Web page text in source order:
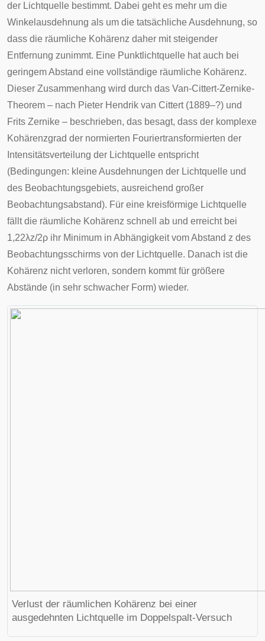
der Lichtquelle bestimmt. Dabei geht es mehr um die
Winkelausdehnung als um die tatsächliche Ausdehnung, so
dass die räumliche Kohärenz daher mit steigender
Entfernung zunimmt. Eine Punktlichtquelle hat auch bei
geringem Abstand eine vollständige räumliche Kohärenz.
Dieser Zusammenhang wird durch das Van-Cittert-Zernike-
Theorem – nach Pieter Hendrik van Cittert(1889–?) und
Frits Zernike – beschrieben, das besagt, dass der komplexe
Kohärenzgrad der normierten Fouriertransformierten der
Intensitätsverteilung der Lichtquelle entspricht
(Bedingungen: kleine Ausdehnungen der Lichtquelle und
des Beobachtungsgebiets, ausreichend großer
Beobachtungsabstand). Für eine kreisförmige Lichtquelle
fällt die räumliche Kohärenz schnell ab und erreicht bei
1,22λz/2ρ ihr Minimum in Abhängigkeit vom Abstand z des
Beobachtungsschirms von der Lichtquelle. Danach ist die
Kohärenz nicht verloren, sondern kommt für größere
Abstände (in sehr schwacher Form) wieder.
Verlust der räumlichen Kohärenz bei einer
ausgedehnten Lichtquelle im Doppelspalt-Versuch